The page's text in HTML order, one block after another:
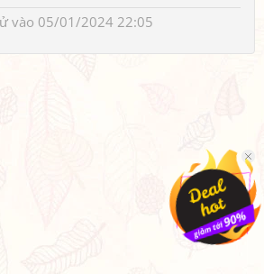
vào 05/01/2024 22:05